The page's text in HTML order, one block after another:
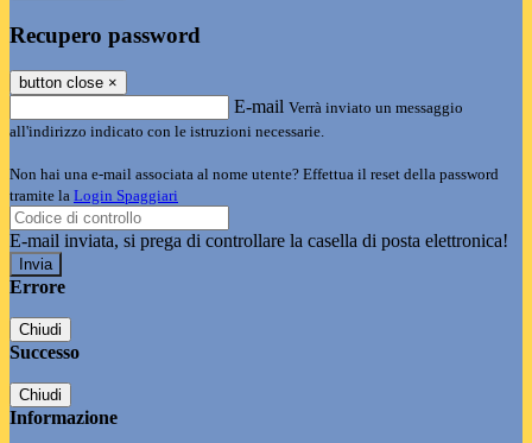
Recupero password
button close ×
E-mail Verrà inviato un messaggio
all'indirizzo indicato con le istruzioni necessarie.
Non hai una e-mail associata al nome utente? Effettua il reset della password
tramite la Login Spaggiari
E-mail inviata, si prega di controllare la casella di posta elettronica!
Errore
Chiudi
Successo
Chiudi
Informazione